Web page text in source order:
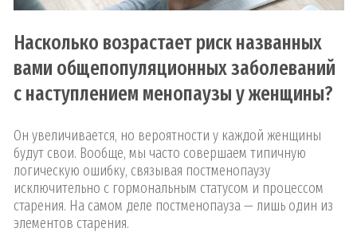
Насколько возрастает риск названных
вами общепопуляционных заболеваний
с наступлением менопаузы у женщины?
Он увеличивается, но вероятности у каждой женщины
будут свои. Вообще, мы часто совершаем типичную
логическую ошибку, связывая постменопаузу
исключительно с гормональным статусом и процессом
старения. На самом деле постменопауза — лишь один из
элементов старения.